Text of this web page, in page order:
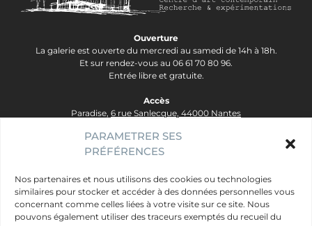
PARAMETRER SES
PRÉFÉRENCES
Nos partenaires et nous utilisons des cookies ou technologies
similaires pour stocker et accéder à des données personnelles vous
concernant comme celles liées à votre visite sur ce site. Nous
pouvons également utiliser des traceurs exemptés du recueil du
Ouverture
La galerie est ouverte du mercredi au samedi de 14h à 18h.
Et sur rendez-vous au 06 61 70 80 96.
Entrée libre et gratuite.
Accès
Paradise, 6 rue Sanlecque, 44000 Nantes
contact@galerie-paradise.fr
Paradise
Artistes
Évènements